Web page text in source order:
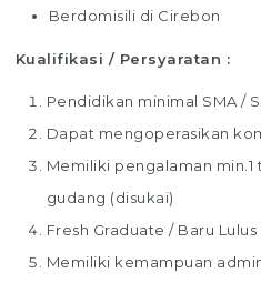
Berdomisili di Cirebon
Kualifikasi / Persyaratan :
Pendidikan minimal SMA /
Dapat mengoperasikan
Memiliki pengalaman
gudang (disukai)
Fresh Graduate / Baru
Memiliki kemampuan